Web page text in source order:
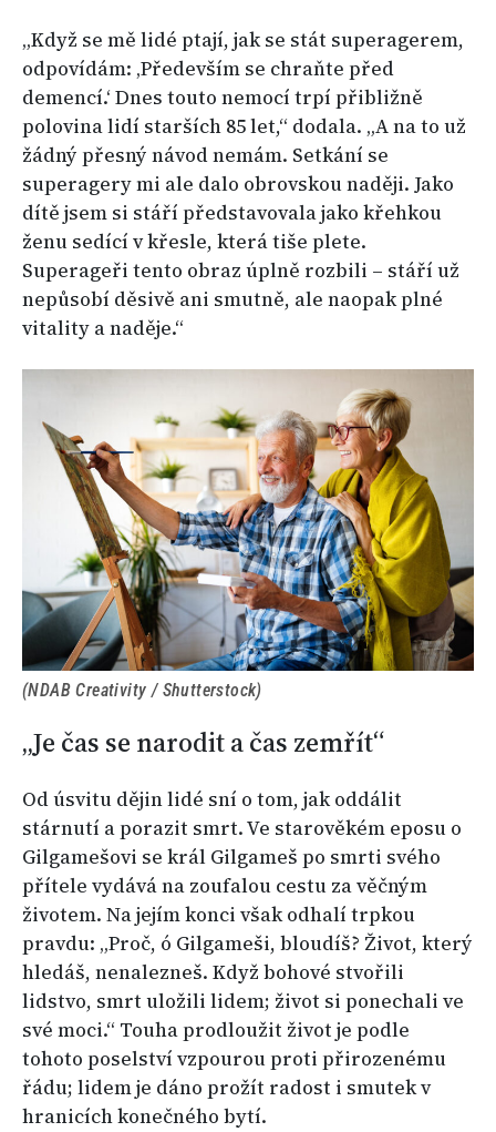
„Když se mě lidé ptají, jak se stát superagerem,
odpovídám: ‚Především se chraňte před
demencí.‘ Dnes touto nemocí trpí přibližně
polovina lidí starších 85 let,“ dodala. „A na to už
žádný přesný návod nemám. Setkání se
superagery mi ale dalo obrovskou naději. Jako
dítě jsem si stáří představovala jako křehkou
ženu sedící v křesle, která tiše plete.
Superageři tento obraz úplně rozbili – stáří už
nepůsobí děsivě ani smutně, ale naopak plné
vitality a naděje.“
(NDAB Creativity / Shutterstock)
„Je čas se narodit a čas zemřít“
Od úsvitu dějin lidé sní o tom, jak oddálit
stárnutí a porazit smrt. Ve starověkém eposu o
Gilgamešovi se král Gilgameš po smrti svého
přítele vydává na zoufalou cestu za věčným
životem. Na jejím konci však odhalí trpkou
pravdu: „Proč, ó Gilgameši, bloudíš? Život, který
hledáš, nenalezneš. Když bohové stvořili
lidstvo, smrt uložili lidem; život si ponechali ve
své moci.“ Touha prodloužit život je podle
tohoto poselství vzpourou proti přirozenému
řádu; lidem je dáno prožít radost i smutek v
hranicích konečného bytí.